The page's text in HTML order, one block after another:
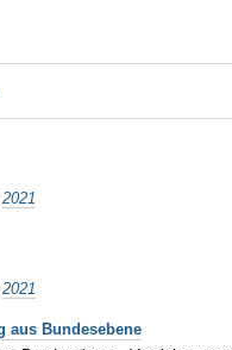
2021
2021
aus Bundesebene